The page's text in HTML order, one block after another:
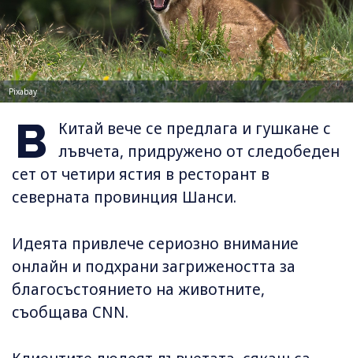
Pixabay
В
Китай вече се предлага и гушкане с
лъвчета, придружено от следобеден
сет от четири ястия в ресторант в
северната провинция Шанси.
Идеята привлече сериозно внимание
онлайн и подхрани загрижеността за
благосъстоянието на животните,
съобщава CNN.